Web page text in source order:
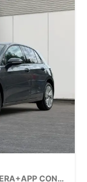
Prime ACC+SHZ+KLIMA+KAMERA+APP CONNECT+LED+17" ALU